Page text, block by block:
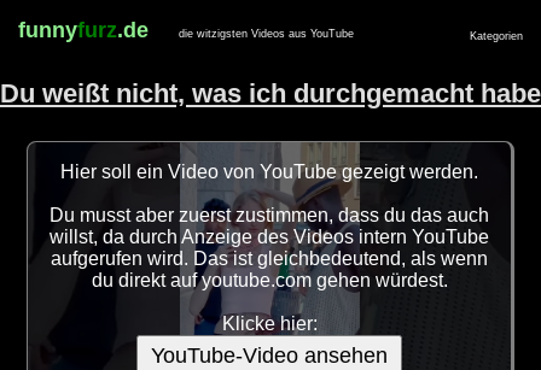
funnyfurz.de die witzigsten Videos aus YouTube Kategorien
Du weißt nicht, was ich durchgemacht habe
Hier soll ein Video von YouTube gezeigt werden.
Du musst aber zuerst zustimmen, dass du das auch
willst, da durch Anzeige des Videos intern YouTube
aufgerufen wird. Das ist gleichbedeutend, als wenn
du direkt auf youtube.com gehen würdest.
Klicke hier:
YouTube-Video ansehen